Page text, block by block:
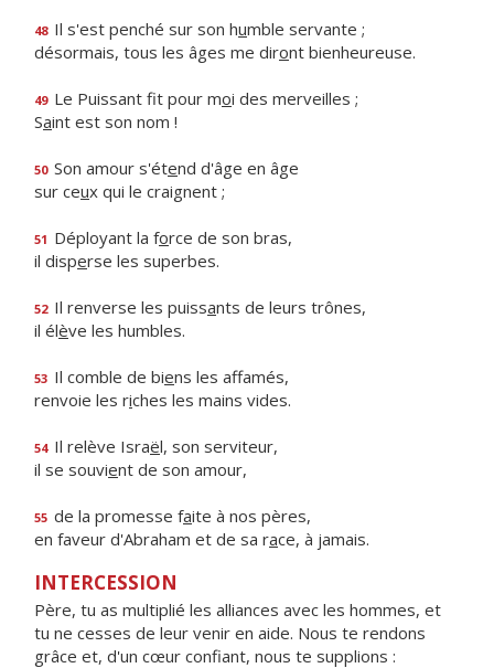
48 Il s'est penché sur son humble servante ;
désormais, tous les âges me diront bienheureuse.
49 Le Puissant fit pour moi des merveilles ;
Saint est son nom !
50 Son amour s'étend d'âge en âge
sur ceux qui le craignent ;
51 Déployant la force de son bras,
il disperse les superbes.
52 Il renverse les puissants de leurs trônes,
il élève les humbles.
53 Il comble de biens les affamés,
renvoie les riches les mains vides.
54 Il relève Israël, son serviteur,
il se souvient de son amour,
55 de la promesse faite à nos pères,
en faveur d'Abraham et de sa race, à jamais.
INTERCESSION
Père, tu as multiplié les alliances avec les hommes, et
tu ne cesses de leur venir en aide. Nous te rendons
grâce et, d'un cœur confiant, nous te supplions :